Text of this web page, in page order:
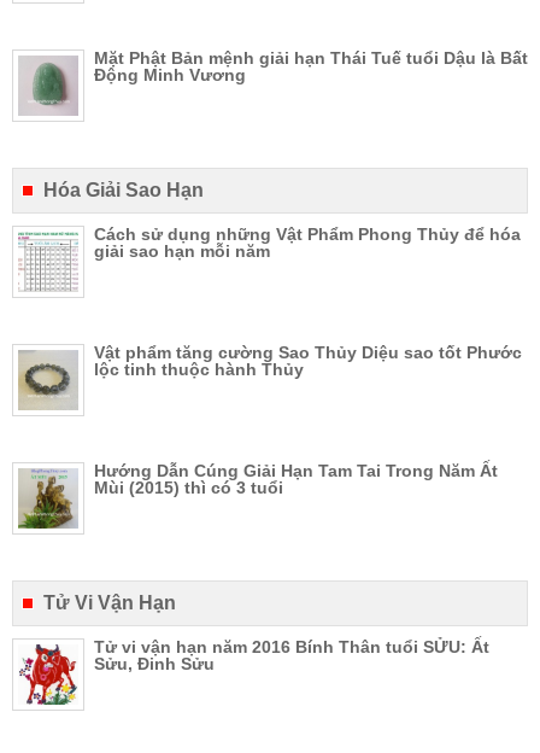
Mặt Phật Bản mệnh giải hạn Thái Tuế tuổi Dậu là Bất
Động Minh Vương
Hóa Giải Sao Hạn
Cách sử dụng những Vật Phẩm Phong Thủy để hóa
giải sao hạn mỗi năm
Vật phẩm tăng cường Sao Thủy Diệu sao tốt Phước
lộc tinh thuộc hành Thủy
Hướng Dẫn Cúng Giải Hạn Tam Tai Trong Năm Ất
Mùi (2015) thì có 3 tuổi
Tử Vi Vận Hạn
Tử vi vận hạn năm 2016 Bính Thân tuổi SỬU: Ất
Sửu, Đinh Sửu